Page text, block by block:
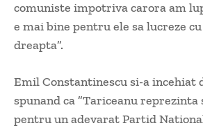
comuniste impotriva carora am
e mai bine pentru ele sa lucreze
dreapta”.
Emil Constantinescu si-a incehiat
spunand ca ”Tariceanu
pentru un adevarat Partid